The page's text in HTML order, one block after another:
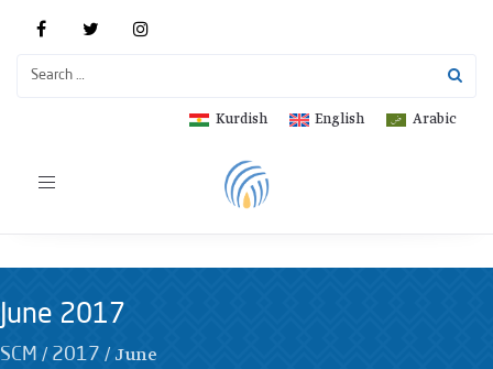
Arabic
English
Kurdish
Toggle
June 2017
SCM / 2017 / June